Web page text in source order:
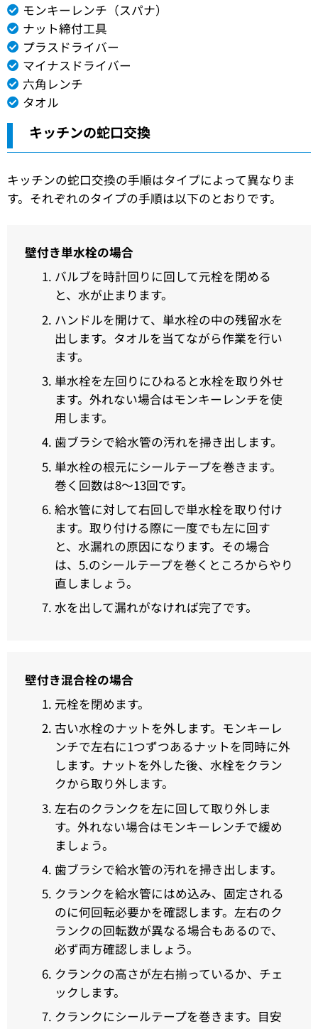
モンキーレンチ（スパナ）
ナット締付工具
プラスドライバー
マイナスドライバー
六角レンチ
タオル
キッチンの蛇口交換
キッチンの蛇口交換の手順はタイプによって異なりま
す。それぞれのタイプの手順は以下のとおりです。
壁付き単水栓の場合
バルブを時計回りに回して元栓を閉める
と、水が止まります。
ハンドルを開けて、単水栓の中の残留水を
出します。タオルを当てながら作業を行い
ます。
単水栓を左回りにひねると水栓を取り外せ
ます。外れない場合はモンキーレンチを使
用します。
歯ブラシで給水管の汚れを掃き出します。
単水栓の根元にシールテープを巻きます。
巻く回数は8〜13回です。
給水管に対して右回しで単水栓を取り付け
ます。取り付ける際に一度でも左に回す
と、水漏れの原因になります。その場合
は、5.のシールテープを巻くところからやり
直しましょう。
水を出して漏れがなければ完了です。
壁付き混合栓の場合
元栓を閉めます。
古い水栓のナットを外します。モンキーレ
ンチで左右に1つずつあるナットを同時に外
します。ナットを外した後、水栓をクラン
クから取り外します。
左右のクランクを左に回して取り外しま
す。外れない場合はモンキーレンチで緩め
ましょう。
歯ブラシで給水管の汚れを掃き出します。
クランクを給水管にはめ込み、固定される
のに何回転必要かを確認します。左右のク
ランクの回転数が異なる場合もあるので、
必ず両方確認しましょう。
クランクの高さが左右揃っているか、チェ
ックします。
クランクにシールテープを巻きます。目安